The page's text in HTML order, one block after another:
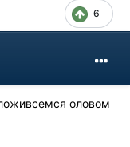
6
оловом